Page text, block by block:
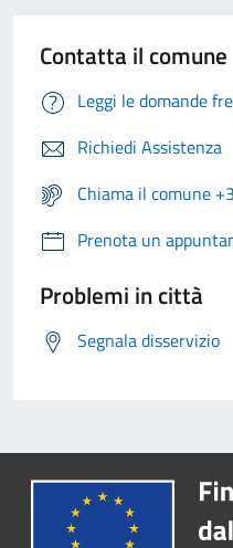
Contatta il comune
Leggi le domande
Richiedi Assistenza
Chiama il comune
Prenota un
Problemi in città
Segnala disservizio